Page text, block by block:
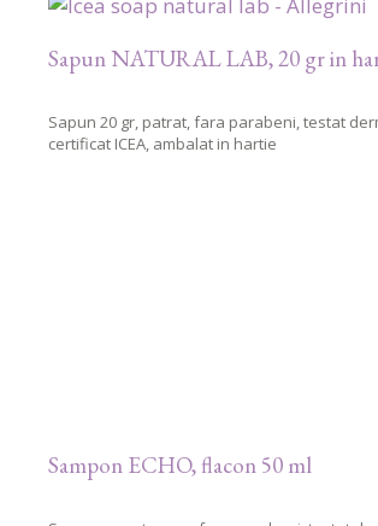
Sapun NATURAL LAB, 20 gr in
Sapun 20 gr, patrat, fara parabeni, testat
certificat ICEA, ambalat in hartie
Sampon ECHO, flacon 50 ml